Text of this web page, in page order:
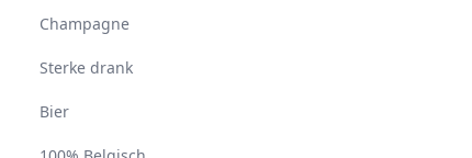
Champagne
Sterke drank
Bier